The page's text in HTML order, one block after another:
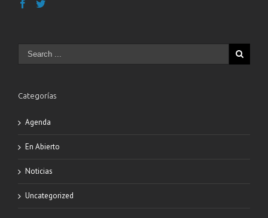
Categorías
Agenda
En Abierto
Noticias
Uncategorized